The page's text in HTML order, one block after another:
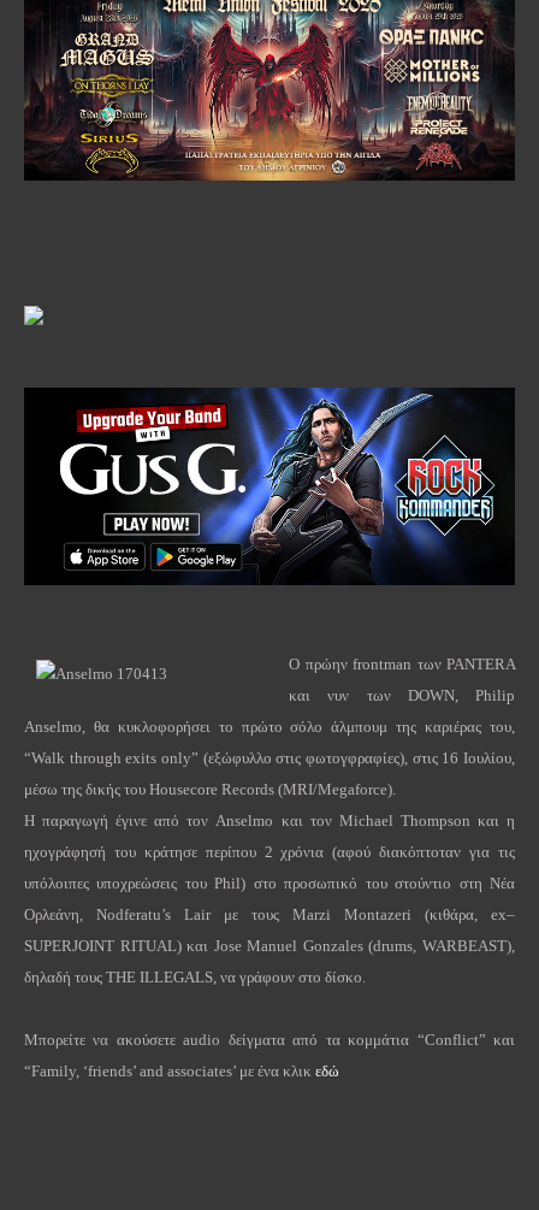
Ο πρώην frontman των PANTERA
και νυν των DOWN, Philip
Anselmo , θα κυκλοφορήσει το πρώτο σόλο άλμπουμ της καριέρας του,
“Walk through exits only” (εξώφυλλο στις φωτογφραφίες), στις 16 Ιουλίου,
μέσω της δικής του Housecore Records (MRI/Megaforce).
H παραγωγή έγινε από τον Anselmo και τον Michael Thompson και η
ηχογράφησή του κράτησε περίπου 2 χρόνια (αφού διακόπτοταν για τις
υπόλοιπες υποχρεώσεις τουPhil) στο προσωπικό του στούντιο στη Νέα
Ορλεάνη, Nodferatu’s Lair με τους Marzi Montazeri (κιθάρα, ex–
SUPERJOINT RITUAL) και Jose Manuel Gonzales(drums ,WARBEAST),
δηλαδή τους THE ILLEGALS , να γράφουν στο δίσκο.
Μπορείτε να ακούσετεaudio δείγματα από τα κομμάτια “Conflict” και
“Family , ‘friends’ and associates’ με ένα κλικ εδώ